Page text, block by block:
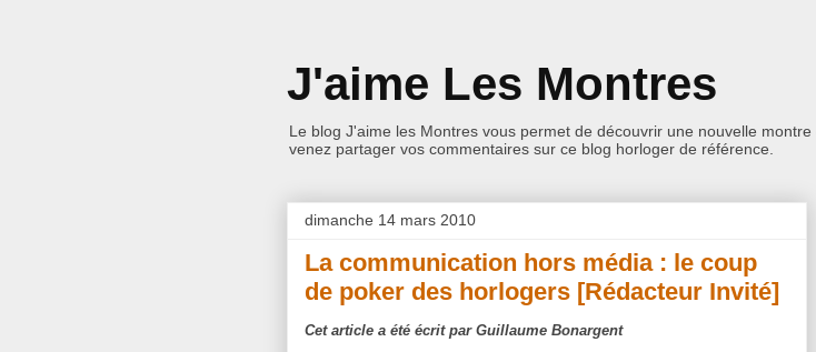
J'aime Les Montres
Le blog J'aime les Montres vous permet de découvrir une nouvelle
venez partager vos commentaires sur ce blog horloger de référence.
dimanche 14 mars 2010
La communication hors média : le coup
de poker des horlogers [Rédacteur Invité]
Cet article a été écrit par Guillaume Bonargent